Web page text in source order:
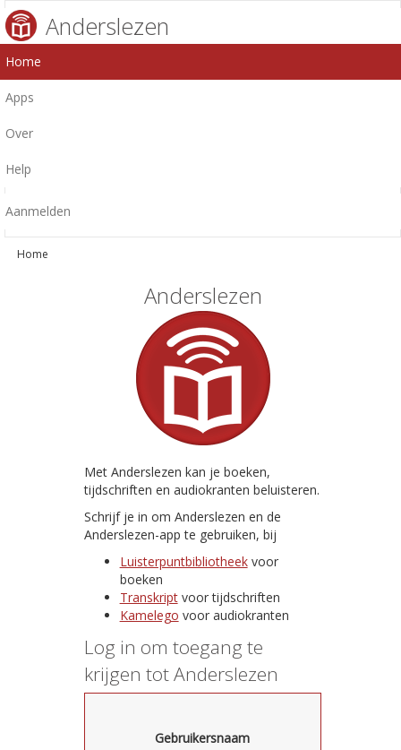
Anderslezen
Home
Apps
Over
Help
Aanmelden
Home
Anderslezen
Met Anderslezen kan je boeken,
tijdschriften en audiokranten beluisteren.
Schrijf je in om Anderslezen en de
Anderslezen-app te gebruiken, bij
Luisterpuntbibliotheekvoor
boeken
Transkriptvoor tijdschriften
Kamelego voor audiokranten
Log in om toegang te
krijgen tot Anderslezen
Gebruikersnaam